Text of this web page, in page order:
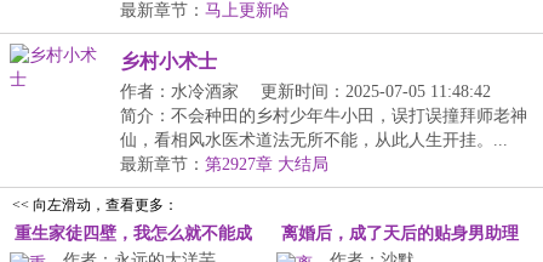
财...
最新章节： 马上更新哈
乡村小术士
作者：水冷酒家
更新时间：2025-07-05 11:48:42
简介：不会种田的乡村少年牛小田，误打误撞拜师老神
仙，看相风水医术道法无所不能，从此人生开挂。...
最新章节： 第2927章 大结局
<< 向左滑动，查看更多：
重生家徒四壁，我怎么就不能成
离婚后，成了天后的贴身男助理